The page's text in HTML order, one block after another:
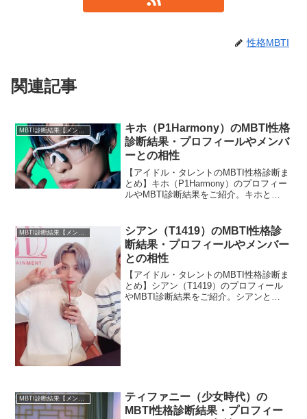
性格MBTI
関連記事
キホ（P1Harmony）のMBTI性格
診断結果・プロフィールやメンバ
ーとの相性
【アイドル・タレントのMBTI性格診断ま
とめ】キホ（P1Harmony）のプロフィー
ルやMBTI診断結果をご紹介。キホと
シアン（T1419）のMBTI性格診
断結果・プロフィールやメンバー
との相性
【アイドル・タレントのMBTI性格診断ま
とめ】シアン（T1419）のプロフィール
やMBTI診断結果をご紹介。シアンと
ティファニー（少女時代）の
MBTI性格診断結果・プロフィー